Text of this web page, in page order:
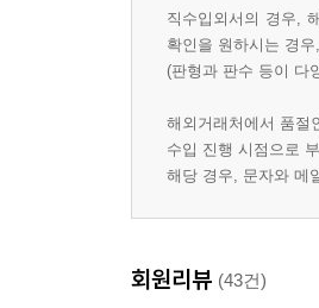
직수입외서의 경우,
확인을 원하시는 경
(판형과 판수 등이 다
해외거래처에서 품절
수입 진행 시점으로
해당 경우, 문자와 메
회원리뷰 (43건)